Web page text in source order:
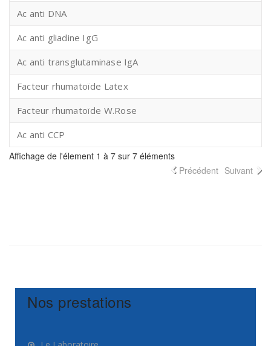
Ac anti DNA
Ac anti gliadine IgG
Ac anti transglutaminase IgA
Facteur rhumatoïde Latex
Facteur rhumatoïde W.Rose
Ac anti CCP
Affichage de l'élement 1 à 7 sur 7 éléments
Précédent Suivant
Nos prestations